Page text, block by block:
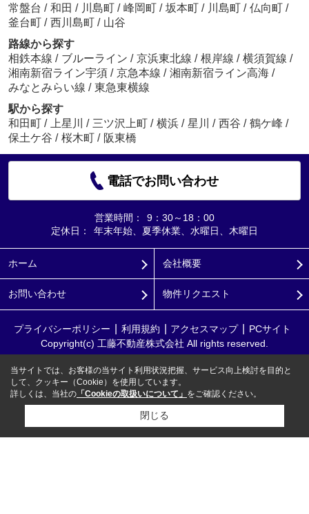
常盤台 / 和田 / 川島町 / 峰岡町 / 坂本町 / 川島町 / 仏向町 /
釜台町 / 西川島町 / 山谷
路線から探す
相鉄本線 / ブルーライン / 京浜東北線 / 根岸線 / 横須賀線 /
湘南新宿ライン宇須 / 京急本線 / 湘南新宿ライン高海 /
みなとみらい線 / 東急東横線
駅から探す
和田町 / 上星川 / 三ツ沢上町 / 横浜 / 星川 / 西谷 / 鶴ケ峰 /
保土ケ谷 / 桜木町 / 阪東橋
電話でお問い合わせ
営業時間：
9：30～18：00
定休日：
年末年始、夏季休業、水曜日、木曜日
ホーム 会社概要
お問い合わせ 物件リクエスト
プライバシーポリシー 利用規約 アクセスマップ
PCサイト
Copyright(c) 工藤不動産株式会社 All rights reserved.
当サイトでは、お客様の当サイト利用状況把握、サービス向上検討を目的と
して、クッキー（Cookie）を使用しています。
詳しくは、当社の 「Cookieの取扱いについて」 をご確認ください。
閉じる